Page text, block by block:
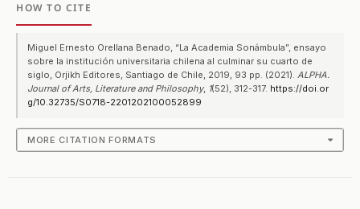
HOW TO CITE
Miguel Ernesto Orellana Benado, “La Academia Sonámbula”, ensayo
sobre la institución universitaria chilena al culminar su cuarto de
siglo, Orjikh Editores, Santiago de Chile, 2019, 93 pp. (2021).ALPHA.
Journal of Arts, Literature and Philosophy, 1(52), 312-317. https://doi.or
g/10.32735/S0718-2201202100052899
MORE CITATION FORMATS